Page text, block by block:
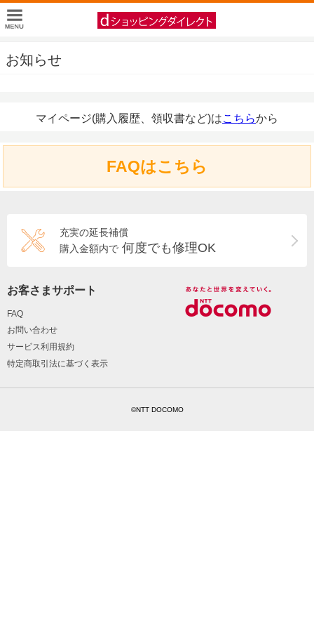
お知らせ
マイページ(購入履歴、領収書など)はこちらから
FAQはこちら
充実の延長補償
購入金額内で 何度でも修理OK
お客さまサポート
FAQ
お問い合わせ
サービス利用規約
特定商取引法に基づく表示
©NTT DOCOMO